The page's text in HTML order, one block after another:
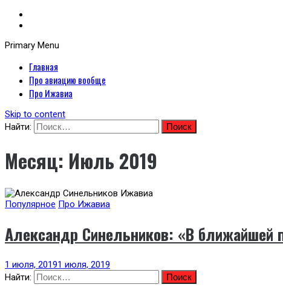
Я люблю ИжАвиа
Primary Menu
Главная
Про авиацию вообще
Про Ижавиа
Skip to content
Найти:
Месяц: Июль 2019
Популярное Про Ижавиа
Александр Синельников: «В ближайшей
1 июля, 20191 июля, 2019
Найти: